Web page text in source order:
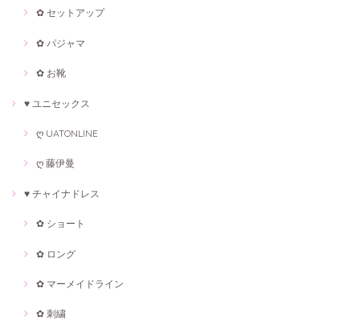
✿ セットアップ
✿ パジャマ
✿ お靴
♥ ユニセックス
ღ UATONLINE
ღ 藤伊曼
♥ チャイナドレス
✿ ショート
✿ ロング
✿ マーメイドライン
✿ 刺繍